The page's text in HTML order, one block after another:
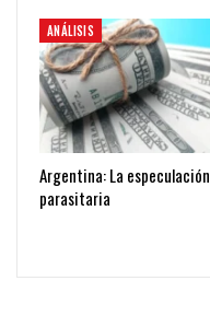
ANÁLISIS
Argentina: La especulación
parasitaria